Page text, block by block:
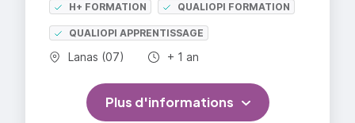
H+ FORMATION QUALIOPI FORMATION
QUALIOPI APPRENTISSAGE
Commune :
Lanas (07) Durée totale :
+ 1 an
Plus d'informations